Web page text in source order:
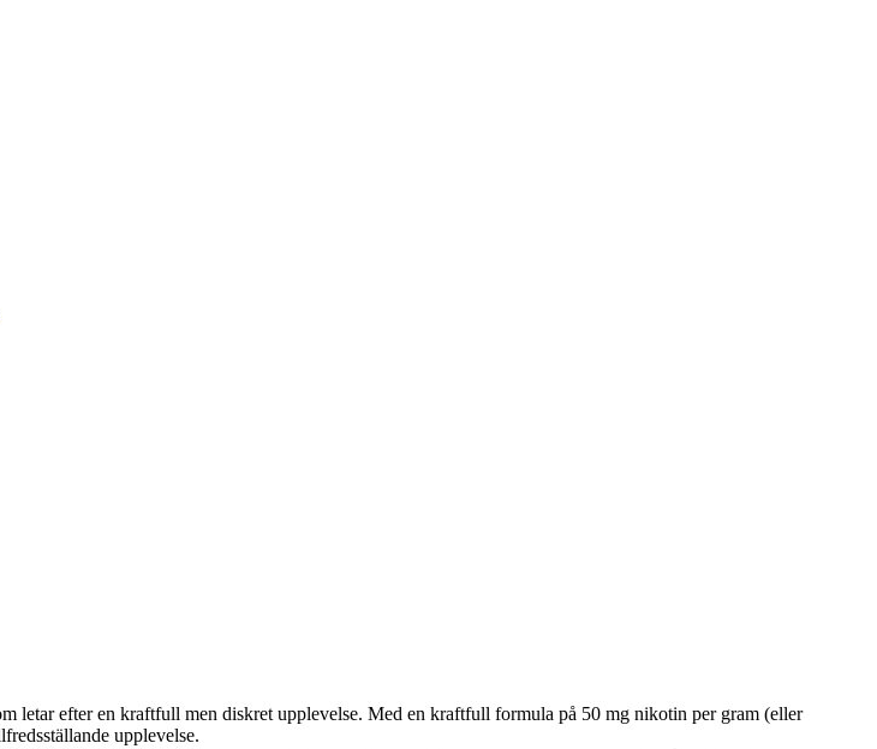
letar efter en kraftfull men diskret upplevelse. Med en kraftfull formula på 50 mg nikotin per gram (eller
upplevelse.